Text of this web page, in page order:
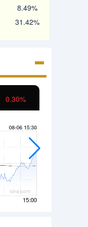
8.49%
31.42%
0.30%